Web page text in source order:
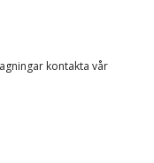
kontakta vår